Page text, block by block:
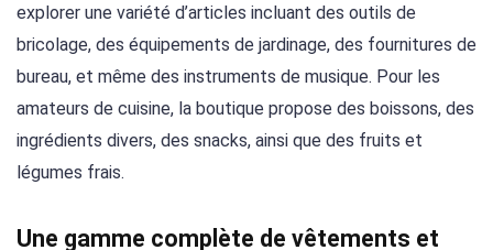
explorer une variété d’articles incluant des outils de
bricolage, des équipements de jardinage, des fournitures de
bureau, et même des instruments de musique. Pour les
amateurs de cuisine, la boutique propose des boissons, des
ingrédients divers, des snacks, ainsi que des fruits et
légumes frais.
Une gamme complète de vêtements et